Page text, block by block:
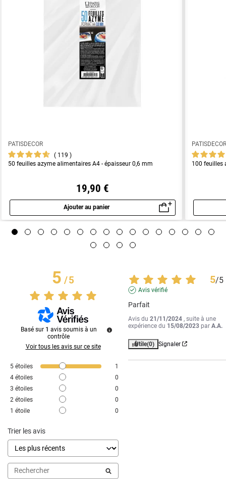
PATISDECOR
119
50 feuilles azyme alimentaires A4 - épaisseur 0,6 mm
19,90 €
Ajouter au panier
Aperçu rapide
100 feuilles
5/5
Basé sur 1 avis soumis à un
contrôle
Voir tous les avis sur ce site
5 étoiles
1
4 étoiles
0
3 étoiles
0
2 étoiles
0
1 étoile 0
Trier les avis
5/5
Avis vérifié
Parfait
Avis du21/11/2024 , suite à une
expérience du 15/08/2023 parA.A.
Utile(0) Signaler